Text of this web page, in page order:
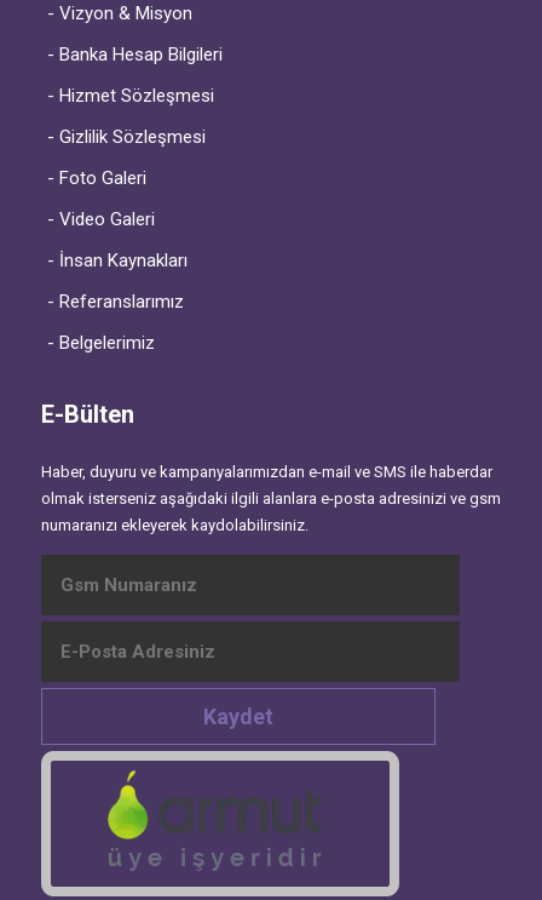
- Vizyon & Misyon
- Banka Hesap Bilgileri
- Hizmet Sözleşmesi
- Gizlilik Sözleşmesi
- Foto Galeri
- Video Galeri
- İnsan Kaynakları
- Referanslarımız
- Belgelerimiz
E-Bülten
Haber, duyuru ve kampanyalarımızdan e-mail ve SMS ile haberdar
olmak isterseniz aşağıdaki ilgili alanlara e-posta adresinizi ve gsm
numaranızı ekleyerek kaydolabilirsiniz.
Kaydet